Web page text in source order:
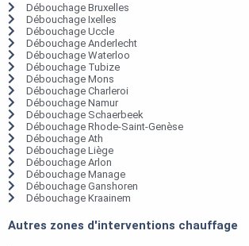
Débouchage Bruxelles
Débouchage Ixelles
Débouchage Uccle
Débouchage Anderlecht
Débouchage Waterloo
Débouchage Tubize
Débouchage Mons
Débouchage Charleroi
Débouchage Namur
Débouchage Schaerbeek
Débouchage Rhode-Saint-Genèse
Débouchage Ath
Débouchage Liège
Débouchage Arlon
Débouchage Manage
Débouchage Ganshoren
Débouchage Kraainem
Autres zones d'interventions chauffage